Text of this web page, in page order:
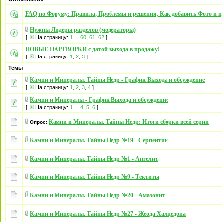
FAQ по Форуму: Правила, Проблемы и решения, Как добавить Фото и
Нужны Лидеры разделов (модераторы)
[ На страницу: 1 60 61 62 ]
НОВЫЕ ПАРТВОРКИ с датой выхода в продажу!
[ На страницу: 1 2 3 ]
Темы
Камни и Минералы. Тайны Недр - График Выхода и обсуждение
[ На страницу: 1 2 3 4 ]
Камни и Минералы - График Выхода и обсуждение
[ На страницу: 1 4 5 6 ]
Опрос: Камни и Минералы. Тайны Недр: Итоги сборки всей серии
Камни и Минералы. Тайны Недр №19 - Серпентин
Камни и Минералы. Тайны Недр №1 - Ангелит
Камни и Минералы. Тайны Недр №9 - Тектиты
Камни и Минералы. Тайны Недр №20 - Амазонит
Камни и Минералы. Тайны Недр №27 - Жеода Халцедона